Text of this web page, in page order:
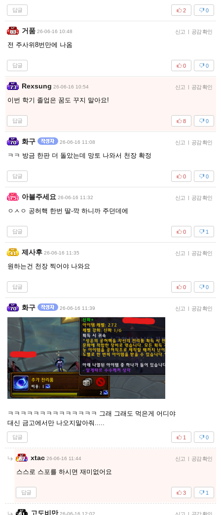
답글 0
2
거품 26-06-16 10:48 신고 | 공감 확인
전 주사위8번만에 나옴
답글 0
0
Rexsung 26-06-16 10:54 신고 | 공감 확인
이번 학기 졸업은 꿈도 꾸지 말아요!
답글 0
8
화구 26-06-16 11:08 신고 | 공감 확인
ㅋㅋ 방금 한판 더 돌았는데 망토 나와서 천장 확정
답글 0
0
아블주세요 26-06-16 11:32 신고 | 공감 확인
ㅇㅅㅇ 공허핵 한번 딸-깍 하니까 주던데에
답글 1
0
제사후 26-06-16 11:35 신고 | 공감 확인
원하는건 천장 찍어야 나와요
답글 0
0
화구 26-06-16 11:39 신고 | 공감 확인
ㅋㅋㅋㅋㅋㅋㅋㅋㅋㅋㅋㅋㅋㅋ 그래 그래도 먹은게 어디야
대신 금고에서만 나오지말아줘.....
답글 0
1
xtac 26-06-16 11:44 신고 | 공감 확인
스스로 스포를 하시면 재미없어요
답글 1
3
고도비만 26-06-16 12:02 |